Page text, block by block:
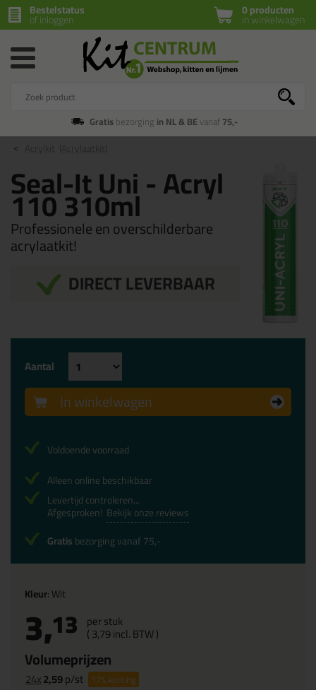
0 producten
in winkelwagen
Bestelstatus
of inloggen
Gratisbezorging in NL & BEvanaf75,-
Seal-It Uni - Acryl
110 310ml
Professionele en overschilderbare
acrylaatkit!
DIRECT LEVERBAAR
Kleur: Wit
3,13 per stuk
(3,79incl. BTW )
Volumeprijzen
24x2,59p/st 17%korting
Aantal
In winkelwagen
Voldoende voorraad
Alleen online beschikbaar
Levertijd controleren...
Afgesproken! Bekijk onze reviews
Gratisbezorging vanaf 75,-